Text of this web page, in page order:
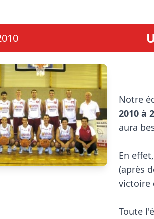
Notre
2010 à
aura
En
(après
victoire
Toute